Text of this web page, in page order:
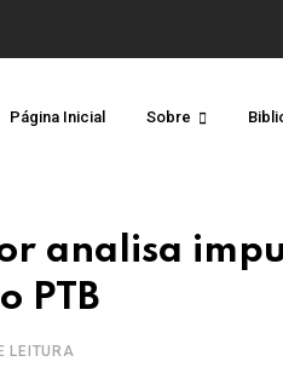
Página Inicial Sobre
analisa
PTB
LEITURA